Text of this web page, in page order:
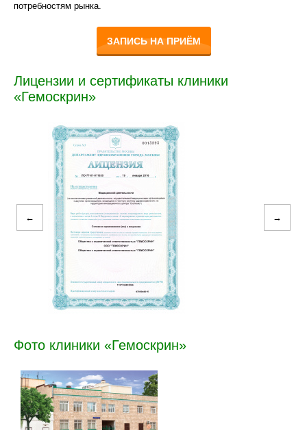
потребностям рынка.
ЗАПИСЬ НА ПРИЁМ
Лицензии и сертификаты клиники
«Гемоскрин»
← →
Фото клиники «Гемоскрин»